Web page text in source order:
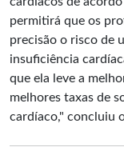
permitirá que os
precisão o risco de
insuficiência
que ela leve a
melhores taxas de
cardíaco," concluiu